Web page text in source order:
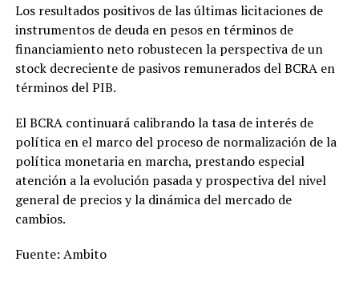
Los resultados positivos de las últimas licitaciones de
instrumentos de deuda en pesos en términos de
financiamiento neto robustecen la perspectiva de un
stock decreciente de pasivos remunerados del BCRA en
términos del PIB.
El BCRA continuará calibrando la tasa de interés de
política en el marco del proceso de normalización de la
política monetaria en marcha, prestando especial
atención a la evolución pasada y prospectiva del nivel
general de precios y la dinámica del mercado de
cambios.
Fuente: Ambito